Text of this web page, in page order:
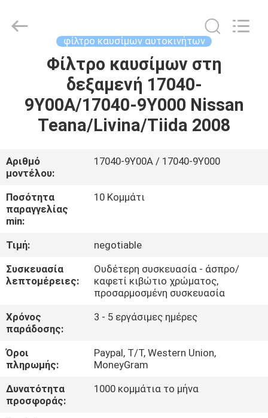
ΑΡΧΙΚΉ
ΠΡΟΪΌΝΤΑ
ΣΧΕΤΙΚΆ
ΜΕ
ΕΜΆΣ
ΕΡΓΟΣΤΆΣΙΟ
ΠΕΡΙΉΓΗΣΗ
ΈΛΕΓΧΟΣ
ΕΠΙΚΟΙΝΩΝΉΣΤΕ
ΜΑΖΊ
ΜΑΣ
Parts
φίλτρο καυσίμων αυτοκινήτων
Φίλτρο καυσίμων στη
δεξαμενή 17040-
9Y00A/17040-9Y000 Nissan
Teana/Livina/Tiida 2008
Αριθμό
μοντέλου:
17040-9Y00A / 17040-9Y000
Ποσότητα
παραγγελίας
min:
10 Κομμάτι
Τιμή:
negotiable
Συσκευασία
λεπτομέρειες:
Ουδέτερη συσκευασία - άσπρο/
καφετί κιβώτιο χρώματος,
προσαρμοσμένη συσκευασία
Χρόνος
παράδοσης:
3 - 5 εργάσιμες ημέρες
Όροι
πληρωμής:
Paypal, T/T, Western Union,
MoneyGram
Δυνατότητα
προσφοράς:
1000 κομμάτια το μήνα